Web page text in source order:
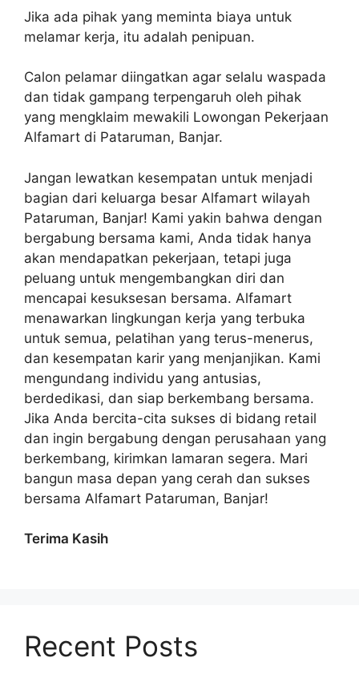
Jika ada pihak yang meminta biaya untuk
melamar kerja, itu adalah penipuan.
Calon pelamar diingatkan agar selalu waspada
dan tidak gampang terpengaruh oleh pihak
yang mengklaim mewakili Lowongan Pekerjaan
Alfamart di Pataruman, Banjar.
Jangan lewatkan kesempatan untuk menjadi
bagian dari keluarga besar Alfamart wilayah
Pataruman, Banjar! Kami yakin bahwa dengan
bergabung bersama kami, Anda tidak hanya
akan mendapatkan pekerjaan, tetapi juga
peluang untuk mengembangkan diri dan
mencapai kesuksesan bersama. Alfamart
menawarkan lingkungan kerja yang terbuka
untuk semua, pelatihan yang terus-menerus,
dan kesempatan karir yang menjanjikan. Kami
mengundang individu yang antusias,
berdedikasi, dan siap berkembang bersama.
Jika Anda bercita-cita sukses di bidang retail
dan ingin bergabung dengan perusahaan yang
berkembang, kirimkan lamaran segera. Mari
bangun masa depan yang cerah dan sukses
bersama Alfamart Pataruman, Banjar!
Terima Kasih
Recent Posts